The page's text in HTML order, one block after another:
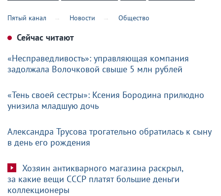
Пятый канал Новости Общество
Сейчас читают
«Несправедливость»: управляющая компания
задолжала Волочковой свыше 5 млн рублей
«Тень своей сестры»: Ксения Бородина прилюдно
унизила младшую дочь
Александра Трусова трогательно обратилась к сыну
в день его рождения
Хозяин антикварного магазина раскрыл,
за какие вещи СССР платят большие деньги
коллекционеры